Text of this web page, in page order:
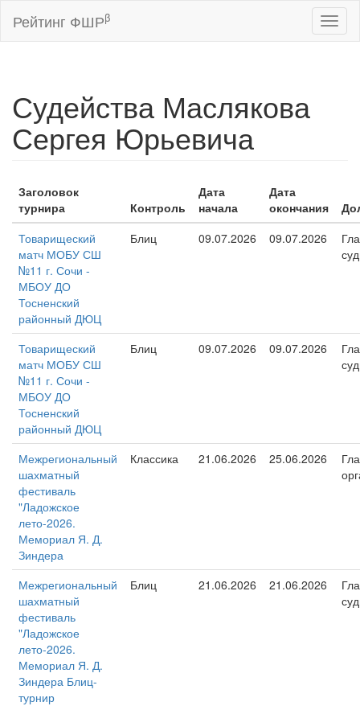
Рейтинг ФШРβ
Судейства Маслякова
Сергея Юрьевича
Заголовок
турнира
Контроль
Дата
начала
Дата
окончания
Товарищеский
матч МОБУ СШ
№11 г. Сочи -
МБОУ ДО
Тосненский
районный ДЮЦ
Блиц 09.07.2026 09.07.2026
Товарищеский
матч МОБУ СШ
№11 г. Сочи -
МБОУ ДО
Тосненский
районный ДЮЦ
Блиц 09.07.2026 09.07.2026
Межрегиональный
шахматный
фестиваль
"Ладожское
лето-2026.
Мемориал Я. Д.
Зиндера
Классика 21.06.2026 25.06.2026
Межрегиональный
шахматный
фестиваль
"Ладожское
лето-2026.
Мемориал Я. Д.
Зиндера Блиц-
турнир
Блиц 21.06.2026 21.06.2026